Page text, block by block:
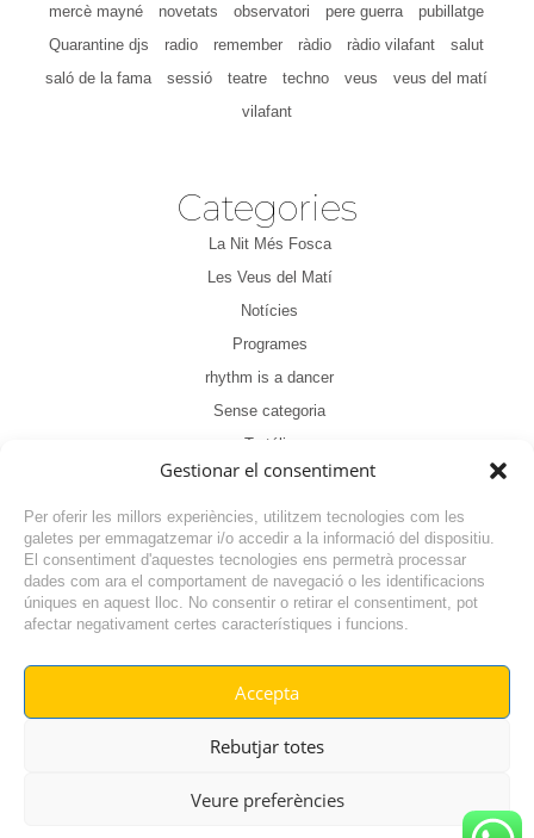
Gestionar el consentiment
Per oferir les millors experiències, utilitzem tecnologies com les
galetes per emmagatzemar i/o accedir a la informació del dispositiu.
El consentiment d'aquestes tecnologies ens permetrà processar
dades com ara el comportament de navegació o les identificacions
úniques en aquest lloc. No consentir o retirar el consentiment, pot
afectar negativament certes característiques i funcions.
Accepta
Rebutjar totes
Veure preferències
mercè mayné
novetats observatori pere guerra
pubillatge
Quarantine djs
radio remember ràdio ràdio vilafant
salut
saló de la fama
sessió teatre techno veus
veus del matí
vilafant
Categories
La Nit Més Fosca
Les Veus del Matí
Notícies
Programes
rhythm is a dancer
Sense categoria
Tertúlia
NOTÍCIA ANTERIOR
NOTÍCIA SEGÜENT
© RADIO VILAFANT 2024
|AVÍS LEGAL|POLÍTICA DE PRIVACITAT